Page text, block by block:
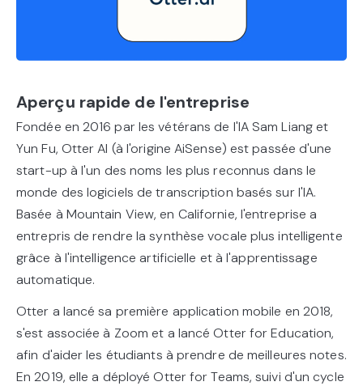
Aperçu rapide de l'entreprise
Fondée en 2016 par les vétérans de l'IA Sam Liang et
Yun Fu, Otter AI (à l'origine AiSense) est passée d'une
start-up à l'un des noms les plus reconnus dans le
monde des logiciels de transcription basés sur l'IA.
Basée à Mountain View, en Californie, l'entreprise a
entrepris de rendre la synthèse vocale plus intelligente
grâce à l'intelligence artificielle et à l'apprentissage
automatique.
Otter a lancé sa première application mobile en 2018,
s'est associée à Zoom et a lancé Otter for Education,
afin d'aider les étudiants à prendre de meilleures notes.
En 2019, elle a déployé Otter for Teams, suivi d'un cycle